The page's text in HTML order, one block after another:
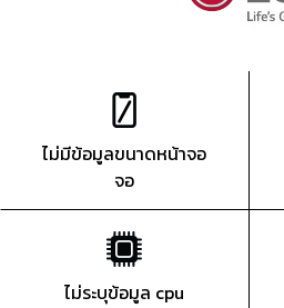
ไม่มีข้อมูลขนาดหน้าจอ
จอ
ไม่ระบุข้อมูล cpu